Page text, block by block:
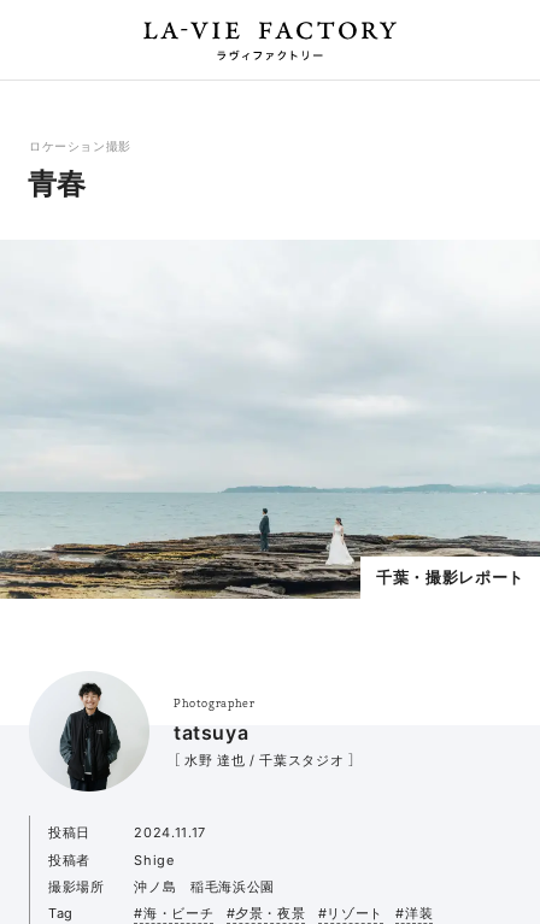
ロケーション撮影
青春
千葉・撮影レポート
Photographer
tatsuya
［ 水野 達也 / 千葉スタジオ ］
投稿日
2024.11.17
投稿者
Shige
撮影場所
沖ノ島 稲毛海浜公園
Tag
#海・ビーチ #夕景・夜景 #リゾート #洋装